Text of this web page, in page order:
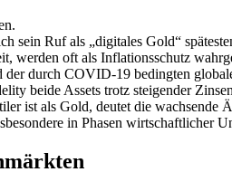
Ruf als „digitales Gold“
werden oft als Inflationsschutz
der durch COVID-19 bedingten
beide Assets trotz steigender
ist als Gold, deutet die
in Phasen wirtschaftlicher